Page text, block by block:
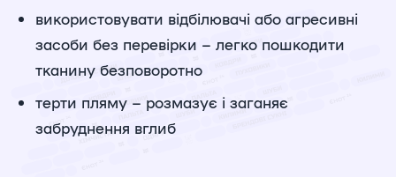
використовувати відбілювачі або агресивні
засоби без перевірки – легко пошкодити
тканину безповоротно
терти пляму – розмазує і заганяє
забруднення вглиб